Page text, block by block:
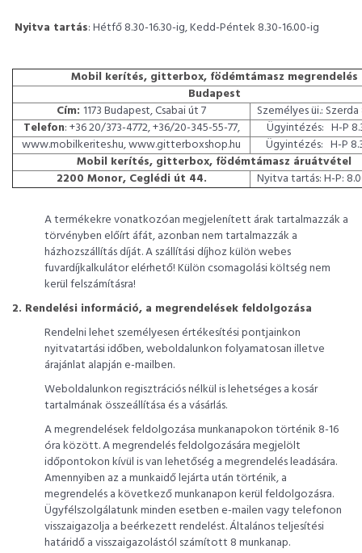
Nyitva tartás: Hétfő 8.30-16.30-ig, Kedd-Péntek 8.30-16.00-ig
Mobil kerítés, gitterbox, födémtámasz megrendelés
Budapest
Cím: 1173 Budapest, Csabai út 7
Személyes üi.:
Telefon: +36 20/373-4772, +36/20-345-55-77,
Ügyintézés: H-P
www.mobilkerites.hu, www.gitterboxshop.hu
Ügyintézés: H-P
Mobil kerítés, gitterbox, födémtámasz áruátvétel
2200 Monor, Ceglédi út 44.
Nyitva tartás: H-P:
A termékekre vonatkozóan megjelenített árak tartalmazzák a
törvényben előírt áfát, azonban nem tartalmazzák a
házhozszállítás díját. A szállítási díjhoz külön webes
fuvardíjkalkulátor elérhető! Külön csomagolási költség nem
kerül felszámításra!
2. Rendelési információ, a megrendelések feldolgozása
Rendelni lehet személyesen értékesítési pontjainkon
nyitvatartási időben, weboldalunkon folyamatosan illetve
árajánlat alapján e-mailben.
Weboldalunkon regisztrációs nélkül is lehetséges a kosár
tartalmának összeállítása és a vásárlás.
A megrendelések feldolgozása munkanapokon történik 8-16
óra között. A megrendelés feldolgozására megjelölt
időpontokon kívül is van lehetőség a megrendelés leadására.
Amennyiben az a munkaidő lejárta után történik, a
megrendelés a következő munkanapon kerül feldolgozásra.
Ügyfélszolgálatunk minden esetben e-mailen vagy telefonon
visszaigazolja a beérkezett rendelést. Általános teljesítési
határidő a visszaigazolástól számított 8 munkanap.